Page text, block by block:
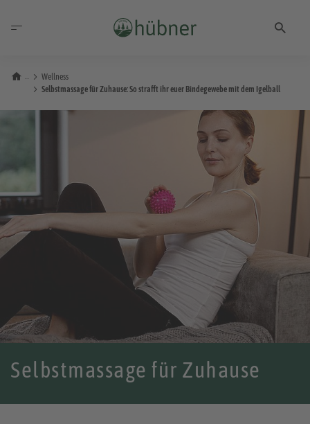
Wellness
Selbstmassage für Zuhause: So strafft ihr euer Bindegewebe mit dem Igelball
Selbstmassage für Zuhause